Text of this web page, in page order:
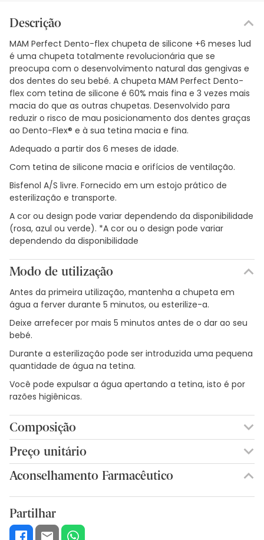
Descrição
MAM Perfect Dento-flex chupeta de silicone +6 meses 1ud
é uma chupeta totalmente revolucionária que se
preocupa com o desenvolvimento natural das gengivas e
dos dentes do seu bebé. A chupeta MAM Perfect Dento-
flex com tetina de silicone é 60% mais fina e 3 vezes mais
macia do que as outras chupetas. Desenvolvido para
reduzir o risco de mau posicionamento dos dentes graças
ao Dento-Flex® e à sua tetina macia e fina.
Adequado a partir dos 6 meses de idade.
Com tetina de silicone macia e orifícios de ventilação.
Bisfenol A/S livre. Fornecido em um estojo prático de
esterilização e transporte.
A cor ou design pode variar dependendo da disponibilidade
(rosa, azul ou verde). *A cor ou o design pode variar
dependendo da disponibilidade
Modo de utilização
Antes da primeira utilização, mantenha a chupeta em
água a ferver durante 5 minutos, ou esterilize-a.
Deixe arrefecer por mais 5 minutos antes de o dar ao seu
bebé.
Durante a esterilização pode ser introduzida uma pequena
quantidade de água na tetina.
Você pode expulsar a água apertando a tetina, isto é por
razões higiênicas.
Composição
Preço unitário
3,07€ / Unidades
Aconselhamento Farmacêutico
Partilhar